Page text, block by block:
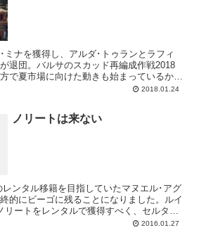
ミナを獲得し、アルダ･トゥランとラフィ
退団。バルサのスカッド再編成作戦2018
で夏市場に向けた動きも始まっているか
24日のMDは、アルトゥールとの契約を大
2018.01.24
ノリートは来ない
ンタル移籍を目指していたマヌエル･アグ
的にビーゴに残ることになりました。ルイ
ートをレンタルで獲得すべく、セルタへ
たバルサでしたが、その内容はカルロス･
2016.01.27